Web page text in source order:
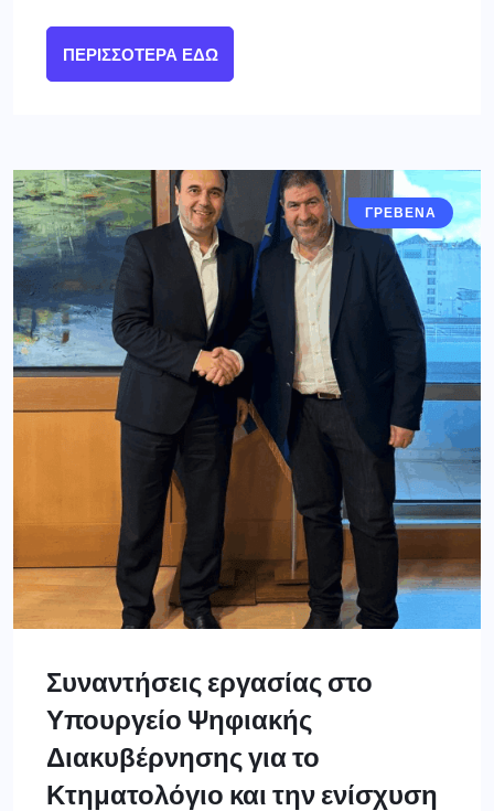
ΠΕΡΙΣΣΌΤΕΡΑ ΕΔΏ
ΓΡΕΒΕΝΑ
Συναντήσεις εργασίας στο
Υπουργείο Ψηφιακής
Διακυβέρνησης για το
Κτηματολόγιο και την ενίσχυση